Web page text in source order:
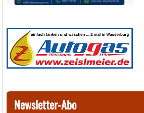
Newsletter-Abo